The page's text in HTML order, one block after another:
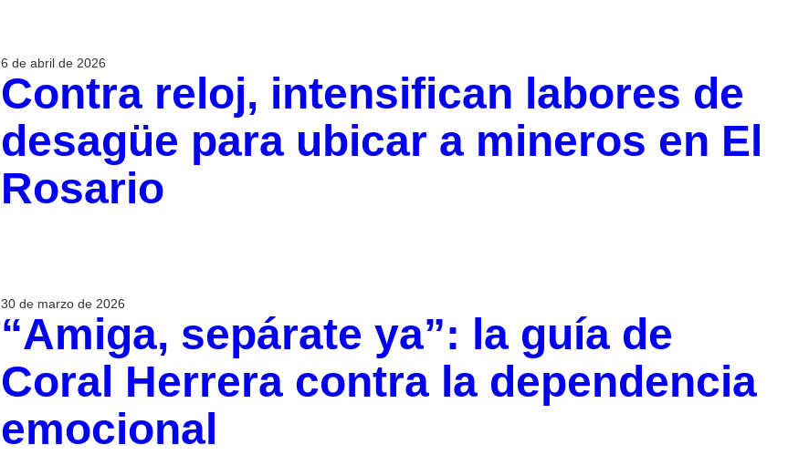
6 de abril de 2026
Contra reloj, intensifican labores de
desagüe para ubicar a mineros en El
Rosario
30 de marzo de 2026
“Amiga, sepárate ya”: la guía de
Coral Herrera contra la dependencia
emocional